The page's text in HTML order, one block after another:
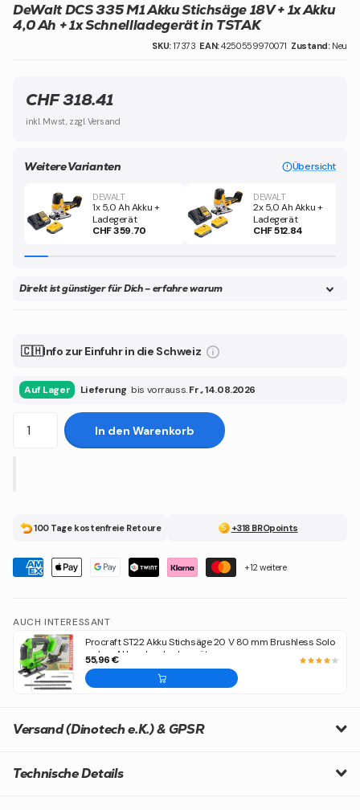
DeWalt DCS 335 M1 Akku Stichsäge 18V + 1x Akku
4,0 Ah + 1x Schnellladegerät in TSTAK
SKU:17373 EAN:4250559970071 Zustand: Neu
CHF 318.41
inkl. Mwst, zzgl. Versand
Weitere Varianten Übersicht
DEWALT
1x 5,0 Ah Akku +
Ladegerät
CHF 359.70
DEWALT
2x 5,0 Ah Akku +
Ladegerät
CHF 512.84
Direkt ist günstiger für Dich – erfahre warum
🇨🇭Info zur Einfuhr in die Schweiz
Auf Lager Lieferung bis vorrauss.Fr., 14.08.2026
In den Warenkorb
100 Tage kostenfreie Retoure +318 BROpoints
+12 weitere
AUCH INTERESSANT
Procraft ST22 Akku Stichsäge 20 V 80 mm Brushless Solo
- ohne Akku, ohne Ladegerät
55,96 €
Versand (Dinotech e.K.) & GPSR
Technische Details